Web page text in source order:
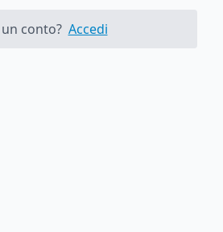
conto? Accedi